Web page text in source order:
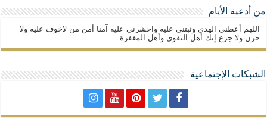
من أدعية الأيام
اللهم أعطني الهدى وثبتني عليه واحشرني عليه آمنا أمن من لاخوف عليه ولا
حزن ولا جزع إنك أهل التقوى وأهل المغفرة
الشبكات الإجتماعية